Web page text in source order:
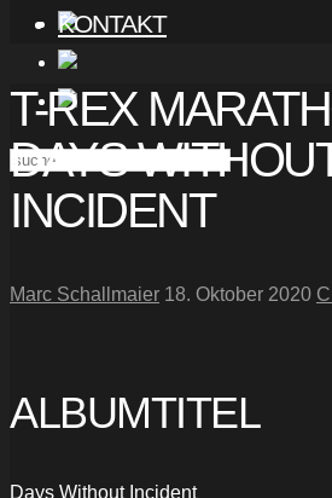
KONTAKT
T-REX
DAYS
INCIDENT
Marc Schallmaier 18. Oktober 2020
ALBUMTITEL
Days Without Incident